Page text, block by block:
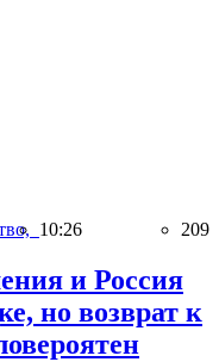
10:26 209
и Россия
но возврат к